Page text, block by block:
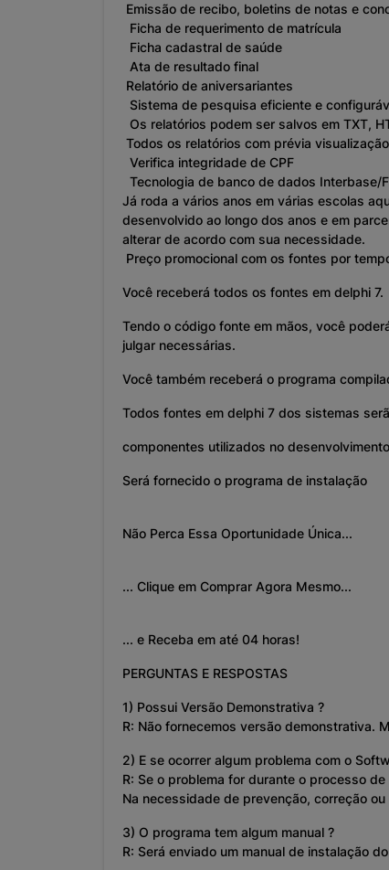
Emissão de recibo, boletins de notas e
Ficha de requerimento de matrícula
Ficha cadastral de saúde
Ata de resultado final
Relatório de aniversariantes
Sistema de pesquisa eficiente e
Os relatórios podem ser salvos em TXT,
Todos os relatórios com prévia
Verifica integridade de CPF
Tecnologia de banco de dados Interbase/
Já roda a vários anos em várias escolas
desenvolvido ao longo dos anos e em
alterar de acordo com sua necessidade.
Preço promocional com os fontes por
Você receberá todos os fontes em delphi 7.
Tendo o código fonte em mãos, você
julgar necessárias.
Você também receberá o programa
Todos fontes em delphi 7 dos sistemas
componentes utilizados no
Será fornecido o programa de instalação
Não Perca Essa Oportunidade Única...
... Clique em Comprar Agora Mesmo...
... e Receba em até 04 horas!
PERGUNTAS E RESPOSTAS
1) Possui Versão Demonstrativa ?
R: Não fornecemos versão demonstrativa.
2) E se ocorrer algum problema com o
R: Se o problema for durante o processo
Na necessidade de prevenção, correção
3) O programa tem algum manual ?
R: Será enviado um manual de instalação